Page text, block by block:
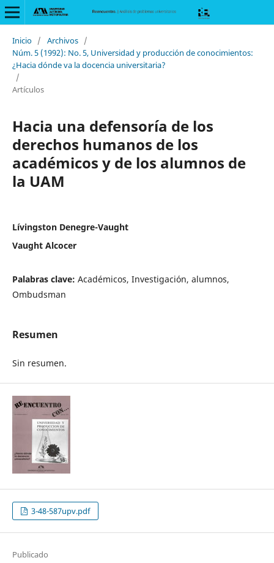
Inicio / Archivos /
Núm. 5 (1992): No. 5, Universidad y producción de conocimientos:
¿Hacia dónde va la docencia universitaria?
/
Artículos
Hacia una defensoría de los
derechos humanos de los
académicos y de los alumnos de
la UAM
Lívingston Denegre-Vaught
Vaught Alcocer
Palabras clave: Académicos, Investigación, alumnos,
Ombudsman
Resumen
Sin resumen.
3-48-587upv.pdf
Publicado